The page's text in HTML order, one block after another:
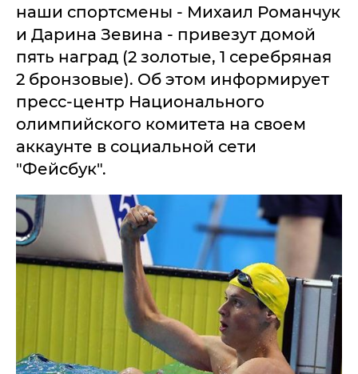
наши спортсмены - Михаил Романчук
и Дарина Зевина - привезут домой
пять наград (2 золотые, 1 серебряная
2 бронзовые). Об этом информирует
пресс-центр Национального
олимпийского комитета на своем
аккаунте в социальной сети
"Фейсбук".